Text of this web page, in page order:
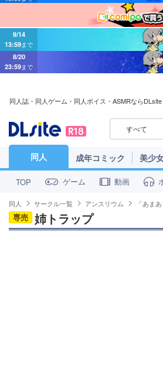
9/14
13:59 まで
8/20
23:59 まで
同人誌・同人ゲーム・同人ボイス・ASMRならDLsite
すべて
同人 成年コミック 美少
TOP ゲーム 動画
同人 サークル一覧 アンスリウム 「あま
専売 姉トラップ